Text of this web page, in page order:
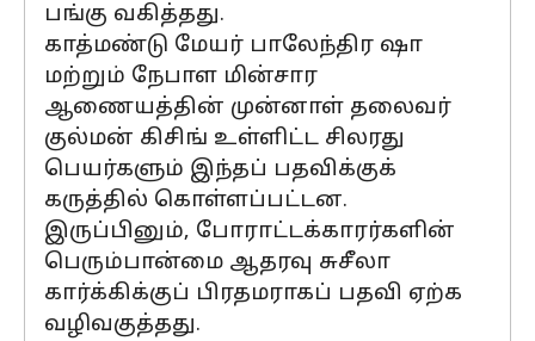
பங்கு வகித்தது.
காத்மண்டு மேயர் பாலேந்திர ஷா
மற்றும் நேபாள மின்சார
ஆணையத்தின் முன்னாள் தலைவர்
குல்மன் கிசிங் உள்ளிட்ட சிலரது
பெயர்களும் இந்தப் பதவிக்குக்
கருத்தில் கொள்ளப்பட்டன.
இருப்பினும், போராட்டக்காரர்களின்
பெரும்பான்மை ஆதரவு சுசீலா
கார்க்கிக்குப் பிரதமராகப் பதவி ஏற்க
வழிவகுத்தது.